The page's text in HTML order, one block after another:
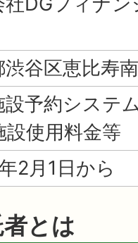
渋谷区恵比寿
設予約システ
設使用料金等
2月1日から
とは